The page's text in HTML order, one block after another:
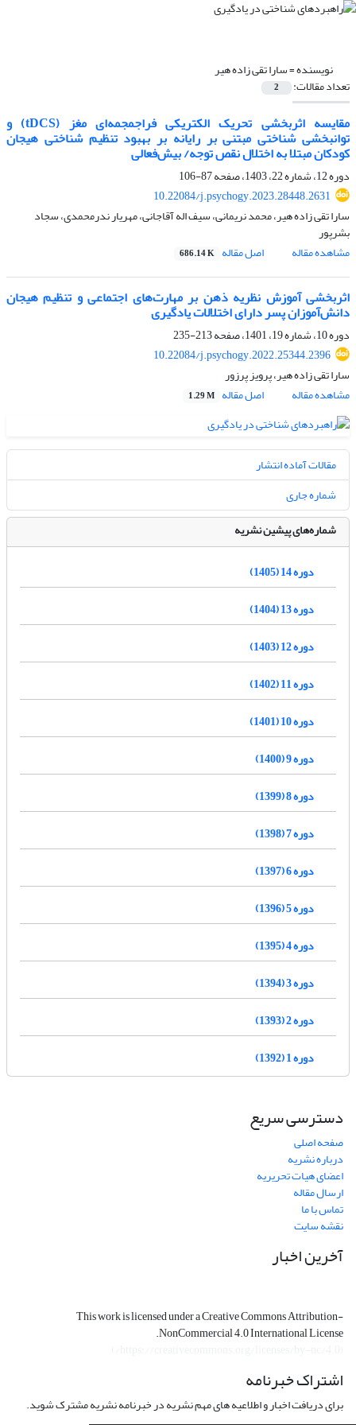
نویسنده =سارا تقی زاده هیر
تعداد مقالات: 2
مقایسه اثربخشی تحریک الکتریکی فراجمجمه‌ای مغز (tDCS) و
توانبخشی شناختی مبتنی بر رایانه بر بهبود تنظیم شناختی هیجان
کودکان مبتلا به اختلال نقص توجه/ بیش‌فعالی
دوره 12، شماره 22، 1403، صفحه
87-106
10.22084/j.psychogy.2023.28448.2631
سارا تقی زاده هیر، محمد نریمانی، سیف اله آقاجانی، مهریار ندرمحمدی، سجاد
بشرپور
مشاهده مقاله
اصل مقاله 686.14 K
اثربخشی آموزش نظریه ذهن بر مهارت‌های اجتماعی و تنظیم هیجان
دانش‌آموزان پسر دارای اختلالات یادگیری
دوره 10، شماره 19، 1401، صفحه
213-235
10.22084/j.psychogy.2022.25344.2396
سارا تقی زاده هیر، پرویز پرزور
مشاهده مقاله
اصل مقاله 1.29 M
مقالات آماده انتشار
شماره جاری
شماره‌های پیشین نشریه
دوره 14 (1405)
دوره 13 (1404)
دوره 12 (1403)
دوره 11 (1402)
دوره 10 (1401)
دوره 9 (1400)
دوره 8 (1399)
دوره 7 (1398)
دوره 6 (1397)
دوره 5 (1396)
دوره 4 (1395)
دوره 3 (1394)
دوره 2 (1393)
دوره 1 (1392)
دسترسی سریع
صفحه اصلی
درباره نشریه
اعضای هیات تحریریه
ارسال مقاله
تماس با ما
نقشه سایت
آخرین اخبار
This work is licensed under a Creative Commons Attribution-
NonCommercial 4.0 International License.
اشتراک خبرنامه
برای دریافت اخبار و اطلاعیه های مهم نشریه در خبرنامه نشریه مشترک شوید.